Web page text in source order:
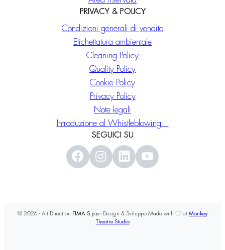
PRIVACY & POLICY
Condizioni generali di vendita
Etichettatura ambientale
Cleaning Policy
Quality Policy
Cookie Policy
Privacy Policy
Note legali
Introduzione al Whistleblowing
SEGUICI SU
© 2026 - Art Direction FIMA S.p.a - Design & Sviluppo Made with at Monkey
Theatre Studio